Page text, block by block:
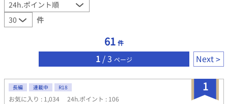
件
61 件
1 / 3 ページ Next
1
長編 連載中 R18
お気に入り : 1,034 24h.ポイント : 106